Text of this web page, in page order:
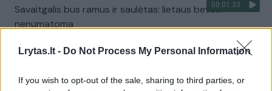
Lrytas.lt - Do Not Process My Personal Information
If you wish to opt-out of the sale, sharing to third parties, or
00:01:33
Savaitgalis bus ramus ir saulėtas: lietaus beveik
nenumatoma
00:10:21
Kodėl apklausos internete ir politikų reitingai